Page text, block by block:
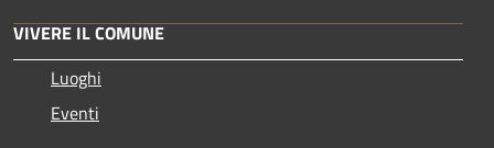
VIVERE IL COMUNE
Luoghi
Eventi